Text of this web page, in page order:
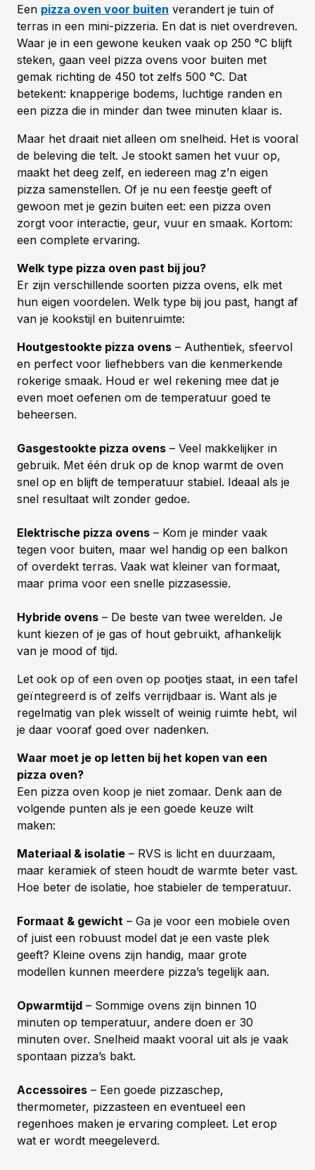
Een pizza oven voor buiten verandert je tuin of
terras in een mini-pizzeria. En dat is niet overdreven.
Waar je in een gewone keuken vaak op 250 °C blijft
steken, gaan veel pizza ovens voor buiten met
gemak richting de 450 tot zelfs 500 °C. Dat
betekent: knapperige bodems, luchtige randen en
een pizza die in minder dan twee minuten klaar is.
Maar het draait niet alleen om snelheid. Het is vooral
de beleving die telt. Je stookt samen het vuur op,
maakt het deeg zelf, en iedereen mag z’n eigen
pizza samenstellen. Of je nu een feestje geeft of
gewoon met je gezin buiten eet: een pizza oven
zorgt voor interactie, geur, vuur en smaak. Kortom:
een complete ervaring.
Welk type pizza oven past bij jou?
Er zijn verschillende soorten pizza ovens, elk met
hun eigen voordelen. Welk type bij jou past, hangt af
van je kookstijl en buitenruimte:
Houtgestookte pizza ovens – Authentiek, sfeervol
en perfect voor liefhebbers van die kenmerkende
rokerige smaak. Houd er wel rekening mee dat je
even moet oefenen om de temperatuur goed te
beheersen.
Gasgestookte pizza ovens – Veel makkelijker in
gebruik. Met één druk op de knop warmt de oven
snel op en blijft de temperatuur stabiel. Ideaal als je
snel resultaat wilt zonder gedoe.
Elektrische pizza ovens – Kom je minder vaak
tegen voor buiten, maar wel handig op een balkon
of overdekt terras. Vaak wat kleiner van formaat,
maar prima voor een snelle pizzasessie.
Hybride ovens – De beste van twee werelden. Je
kunt kiezen of je gas of hout gebruikt, afhankelijk
van je mood of tijd.
Let ook op of een oven op pootjes staat, in een tafel
geïntegreerd is of zelfs verrijdbaar is. Want als je
regelmatig van plek wisselt of weinig ruimte hebt, wil
je daar vooraf goed over nadenken.
Waar moet je op letten bij het kopen van een
pizza oven?
Een pizza oven koop je niet zomaar. Denk aan de
volgende punten als je een goede keuze wilt
maken:
Materiaal & isolatie – RVS is licht en duurzaam,
maar keramiek of steen houdt de warmte beter vast.
Hoe beter de isolatie, hoe stabieler de temperatuur.
Formaat & gewicht – Ga je voor een mobiele oven
of juist een robuust model dat je een vaste plek
geeft? Kleine ovens zijn handig, maar grote
modellen kunnen meerdere pizza’s tegelijk aan.
Opwarmtijd – Sommige ovens zijn binnen 10
minuten op temperatuur, andere doen er 30
minuten over. Snelheid maakt vooral uit als je vaak
spontaan pizza’s bakt.
Accessoires – Een goede pizzaschep,
thermometer, pizzasteen en eventueel een
regenhoes maken je ervaring compleet. Let erop
wat er wordt meegeleverd.